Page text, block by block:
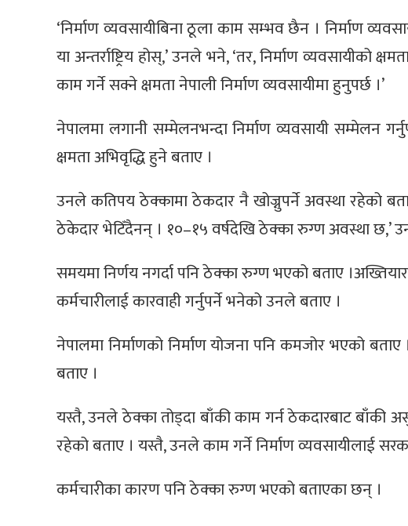
‘निर्माण व्यवसायीबिना ठूला काम सम्भव छैन । निर्माण
या अन्तर्राष्ट्रिय होस्,’ उनले भने, ‘तर, निर्माण व्यवसायीको
काम गर्ने सक्ने क्षमता नेपाली निर्माण व्यवसायीमा हुनुपर्छ ।’
नेपालमा लगानी सम्मेलनभन्दा निर्माण व्यवसायी सम्मेलन
क्षमता अभिवृद्धि हुने बताए ।
उनले कतिपय ठेक्कामा ठेकदार नै खोज्नुपर्ने अवस्था रहेको
ठेकेदार भेटिँदैनन् । १०–१५ वर्षदेखि ठेक्का रुग्ण अवस्था छ,’
समयमा निर्णय नगर्दा पनि ठेक्का रुग्ण भएको बताए
कर्मचारीलाई कारवाही गर्नुपर्ने भनेको उनले बताए ।
नेपालमा निर्माणको निर्माण योजना पनि कमजोर भएको
बताए ।
यस्तै, उनले ठेक्का तोड्दा बाँकी काम गर्न ठेकदारबाट बाँकी
रहेको बताए । यस्तै, उनले काम गर्ने निर्माण व्यवसायीलाई
कर्मचारीका कारण पनि ठेक्का रुग्ण भएको बताएका छन् ।